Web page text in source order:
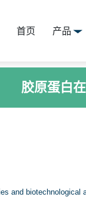
首页 产品
胶原蛋白
and biotechnological